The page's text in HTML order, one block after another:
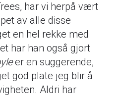
har vi herpå vært
av alle disse
en hel rekke med
har han også gjort
er en suggerende,
god plate jeg blir å
Aldri har